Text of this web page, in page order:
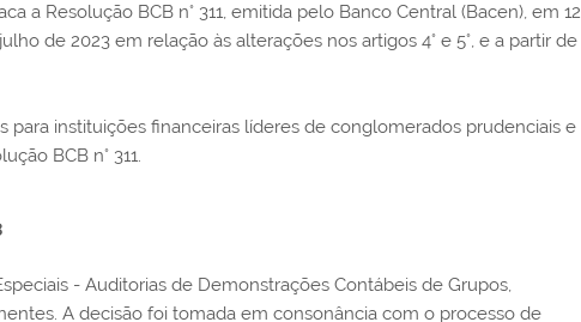
a Resolução BCB n° 311, emitida pelo Banco Central (Bacen), em 12
de 2023 em relação às alterações nos artigos 4° e 5°, e a partir de
para instituições financeiras líderes de conglomerados prudenciais e
BCB n° 311.
- Auditorias de Demonstrações Contábeis de Grupos,
A decisão foi tomada em consonância com o processo de